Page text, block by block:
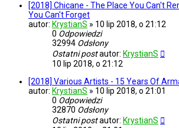
[2018] Chicane - The Place You Can't
You Can't Forget
autor: KrystianS » 10 lip 2018, o 21:12
0 Odpowiedzi
32994 Odsłony
Ostatni postautor: KrystianS
10 lip 2018, o 21:12
[2018] Various Artists - 15 Years Of
autor: KrystianS » 10 lip 2018, o 21:01
0 Odpowiedzi
32870 Odsłony
Ostatni postautor: KrystianS